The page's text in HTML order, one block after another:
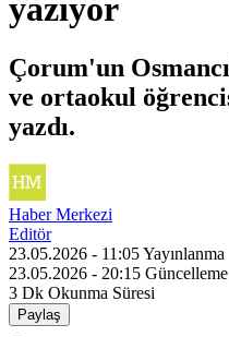
yazıyor
Çorum'un
ve ortaokul
yazdı.
Haber Merkezi
Editör
23.05.2026 - 11:05Yayınlanma
23.05.2026 - 20:15 Güncelleme
3 Dk Okunma Süresi
Paylaş